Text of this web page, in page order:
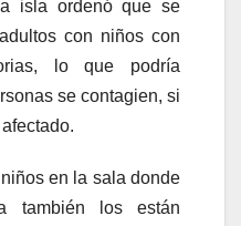
isla ordenó que se
con niños con
lo que podría
se contagien, si
en la sala donde
también los están